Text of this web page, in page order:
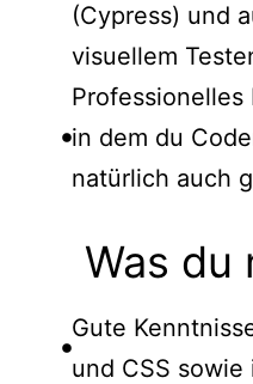
(Cypress) und
visuellem
in dem du
natürlich auch
Was du
Gute
und CSS